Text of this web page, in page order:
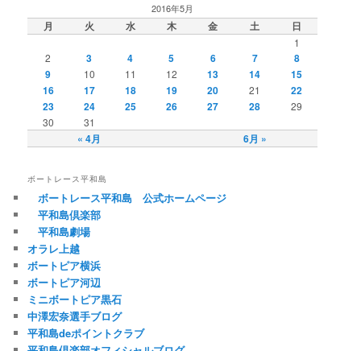
2016年5月
月 火 水 木 金 土 日
« 4月 6月 »
1
2
3 4 5 6 7
8
9
10 11 12 13 14
15
16
17 18 19 20 21
22
23
24 25 26 27 28
29
30
31
ボートレース平和島
ボートレース平和島 公式ホームページ
平和島倶楽部
平和島劇場
オラレ上越
ボートピア横浜
ボートピア河辺
ミニボートピア黒石
中澤宏奈選手ブログ
平和島deポイントクラブ